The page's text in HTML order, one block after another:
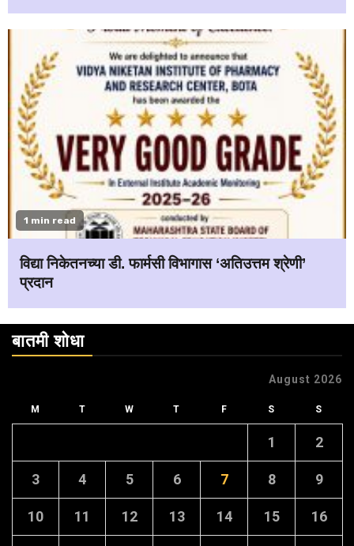
1 min read
विद्या निकेतनच्या डी. फार्मसी विभागास ‘अतिउत्तम श्रेणी’
प्रदान
बातमी शोधा
August 2026
M T W T F S S
1 2
3 4 5 6 7 8 9
10 11 12 13 14 15 16